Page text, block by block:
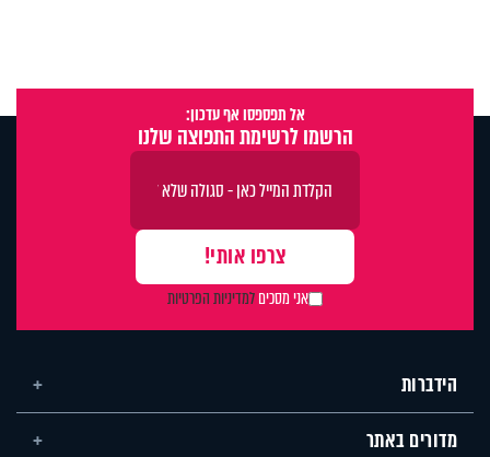
אל תפספסו אף עדכון:
הרשמו לרשימת התפוצה שלנו
אני מסכיםלמדיניות הפרטיות
הידברות
מדורים באתר